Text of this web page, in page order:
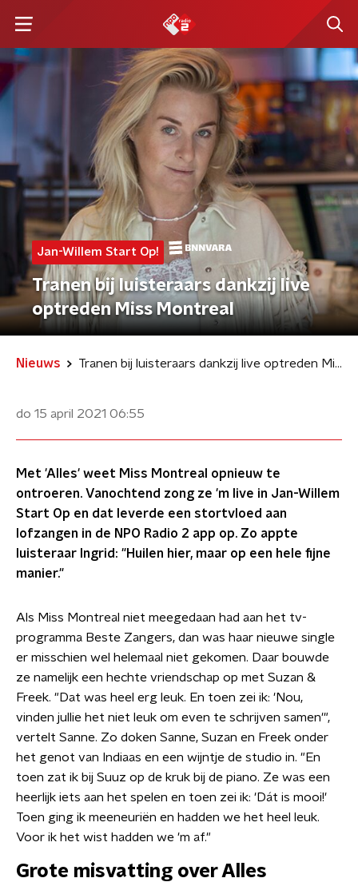
Jan-Willem Start Op!
Tranen bij luisteraars dankzij live
optreden Miss Montreal
Nieuws Tranen bij luisteraars dankzij live optreden Miss Montreal
do 15 april 2021 06:55
Met 'Alles' weet Miss Montreal opnieuw te
ontroeren. Vanochtend zong ze 'm live in Jan-Willem
Start Op en dat leverde een stortvloed aan
lofzangen in de NPO Radio 2 app op. Zo appte
luisteraar Ingrid: "Huilen hier, maar op een hele fijne
manier."
Als Miss Montreal niet meegedaan had aan het tv-
programma Beste Zangers, dan was haar nieuwe single
er misschien wel helemaal niet gekomen. Daar bouwde
ze namelijk een hechte vriendschap op met Suzan &
Freek. "Dat was heel erg leuk. En toen zei ik: 'Nou,
vinden jullie het niet leuk om even te schrijven samen'",
vertelt Sanne. Zo doken Sanne, Suzan en Freek onder
het genot van Indiaas en een wijntje de studio in. "En
toen zat ik bij Suuz op de kruk bij de piano. Ze was een
heerlijk iets aan het spelen en toen zei ik: 'Dát is mooi!'
Toen ging ik meeneuriën en hadden we het heel leuk.
Voor ik het wist hadden we 'm af."
Grote misvatting over Alles